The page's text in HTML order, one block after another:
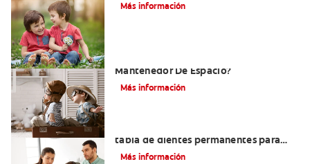
Más información
Mantenedor De Espacio?
Más información
tabla de dientes permanentes para
darle seguimiento a los nuevos dientes
Más información